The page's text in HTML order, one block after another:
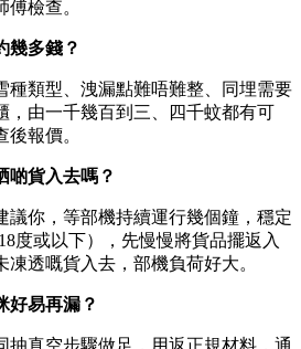
檢查。
幾多錢？
種類型、洩漏點難唔難整、同埋需要
，由一千幾百到三、四千蚊都有可
報價。
啲貨入去嗎？
議你，等部機持續運行幾個鐘，穩定
度或以下），先慢慢將貨品擺返入
透嘅貨入去，部機負荷好大。
好易再漏？
抽真空步驟做足，用返正規材料，通